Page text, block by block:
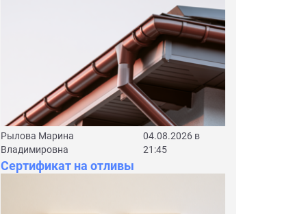
Рылова Марина
Владимировна
04.08.2026 в
21:45
Сертификат на отливы